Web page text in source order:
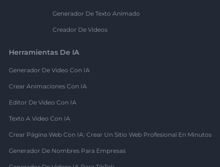
Generador De Texto Animado
Creador De Videos
Herramientas De IA
Generador De Video Con IA
Crear Animaciones Con IA
Editor De Video Con IA
Texto A Video Con IA
Crear Página Web Con IA: Crear Un Sitio Web Profesional En Minutos
Generador De Nombres Para Empresas